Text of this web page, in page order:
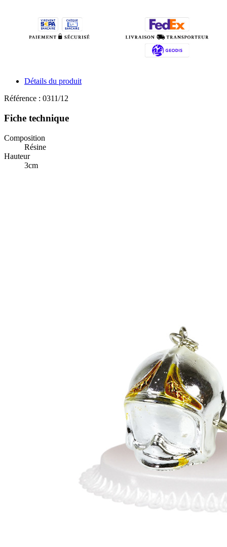
Détails du produit
Référence : 0311/12
Fiche technique
Composition
Résine
Hauteur
3cm